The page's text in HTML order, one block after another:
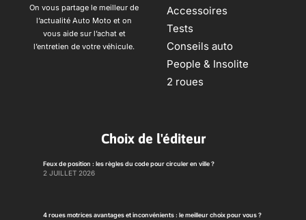
On vous partage le meilleur de
l’actualité Auto Moto et on
vous aide sur l’achat et
l’entretien de votre véhicule.
Accessoires
Tests
Conseils auto
People & Insolite
2 roues
Choix de l'éditeur
Feux de position : les règles du code pour circuler en ville ?
2 JUILLET 2026
4 roues motrices avantages et inconvénients : le meilleur choix pour vous ?